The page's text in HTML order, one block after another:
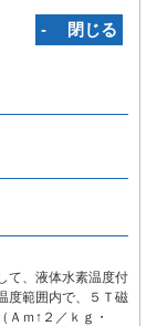
‐ 閉じる
て、液体水素温度付
度範囲内で、５Ｔ磁
ｍ↑２／ｋｇ・